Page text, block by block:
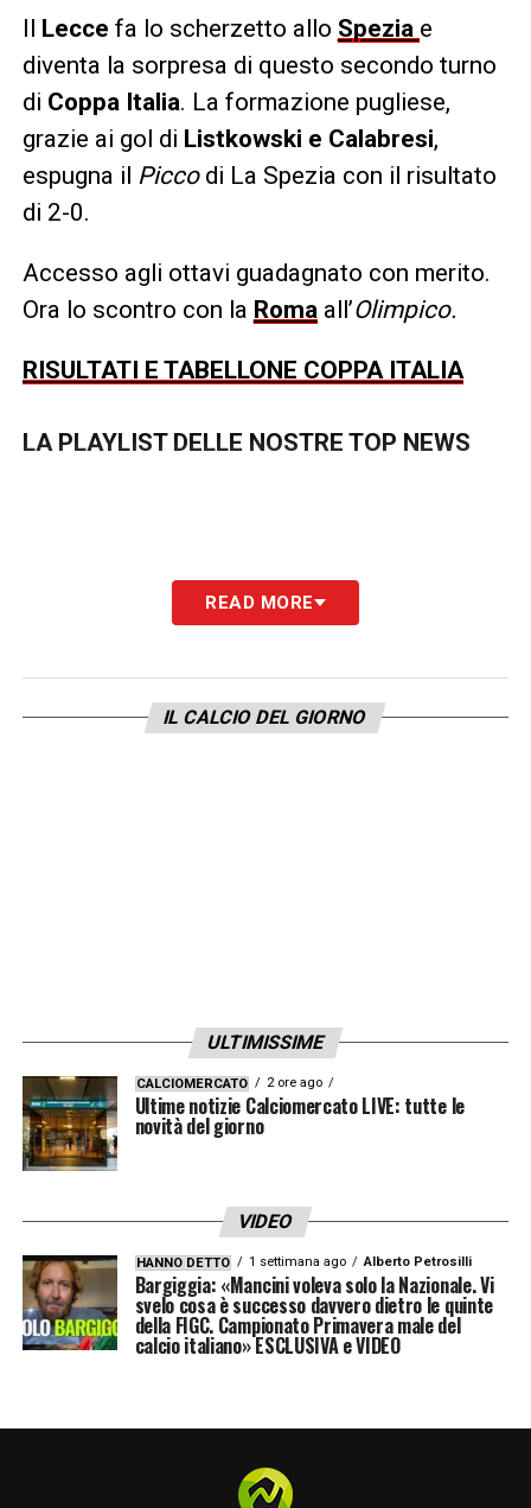
Il Lecce fa lo scherzetto allo Spezia e
diventa la sorpresa di questo secondo turno
di Coppa Italia. La formazione pugliese,
grazie ai gol di Listkowski e Calabresi,
espugna il Piccodi La Spezia con il risultato
di 2-0.
Accesso agli ottavi guadagnato con merito.
Ora lo scontro con la Roma all’Olimpico.
RISULTATI E TABELLONE COPPA ITALIA
LA PLAYLIST DELLE NOSTRE TOP NEWS
READ MORE
IL CALCIO DEL GIORNO
ULTIMISSIME
CALCIOMERCATO 2 ore ago
Ultime notizie Calciomercato LIVE: tutte le
novità del giorno
VIDEO
HANNO DETTO 1 settimana ago Alberto Petrosilli
Bargiggia: «Mancini voleva solo la Nazionale. Vi
svelo cosa è successo davvero dietro le quinte
della FIGC. Campionato Primavera male del
calcio italiano» ESCLUSIVA e VIDEO